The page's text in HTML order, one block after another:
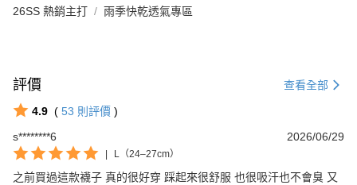
26SS 熱銷主打 雨季快乾透氣專區
評價 查看全部
4.9 ( 53 則評價 )
s********6
2026/06/29
L（24–27cm）
之前買過這款襪子 真的很好穿 踩起來很舒服 也很吸汗也不會臭 又